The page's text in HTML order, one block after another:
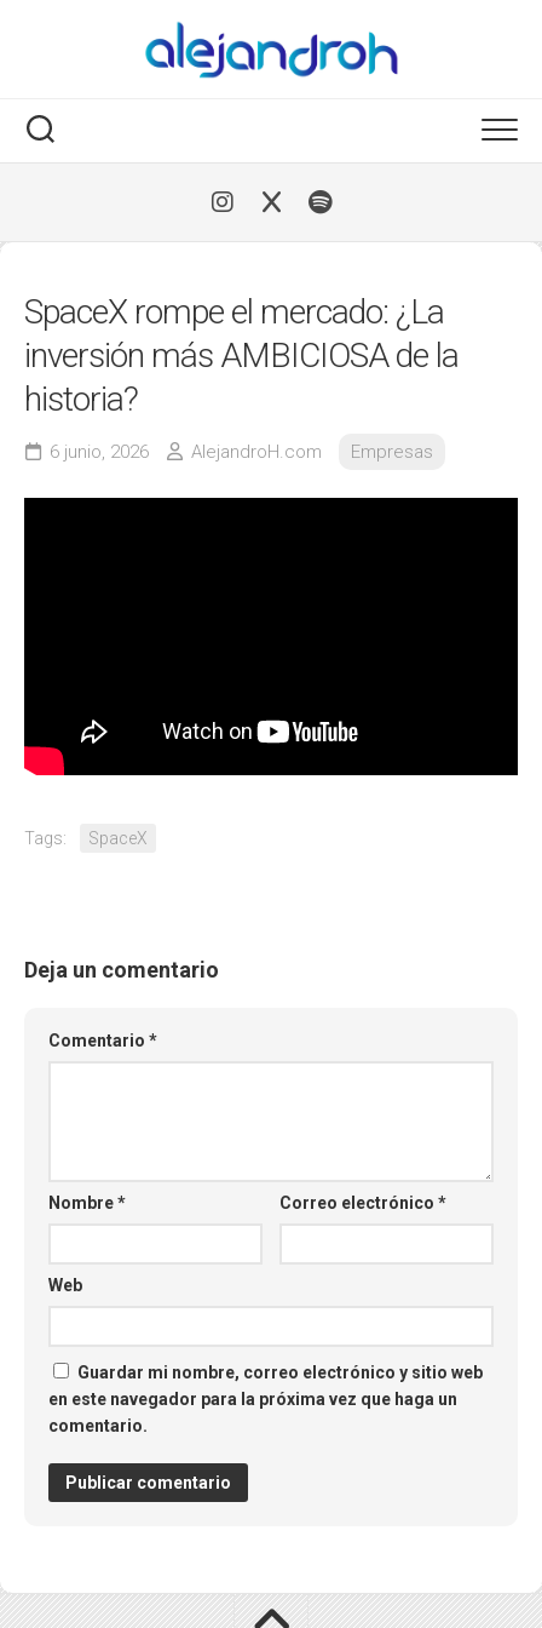
SpaceX rompe el mercado: ¿La
inversión más AMBICIOSA de la
historia?
6 junio, 2026 AlejandroH.com Empresas
Tags: SpaceX
Deja un comentario
Comentario *
Nombre* Correo electrónico*
Web
Guardar mi nombre, correo electrónico y sitio web
en este navegador para la próxima vez que haga un
comentario.